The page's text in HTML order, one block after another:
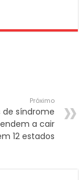
Próximo
de síndrome
a cair
12 estados